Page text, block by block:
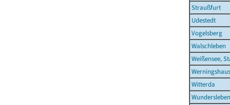
Straußfurt
Udestedt
Vogelsberg
Walschleben
Weißensee,
Witterda
Wundersleben